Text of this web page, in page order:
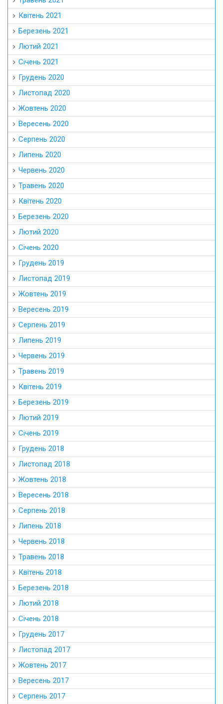
Квітень 2021
Березень 2021
Лютий 2021
Січень 2021
Грудень 2020
Листопад 2020
Жовтень 2020
Вересень 2020
Серпень 2020
Липень 2020
Червень 2020
Травень 2020
Квітень 2020
Березень 2020
Лютий 2020
Січень 2020
Грудень 2019
Листопад 2019
Жовтень 2019
Вересень 2019
Серпень 2019
Липень 2019
Червень 2019
Травень 2019
Квітень 2019
Березень 2019
Лютий 2019
Січень 2019
Грудень 2018
Листопад 2018
Жовтень 2018
Вересень 2018
Серпень 2018
Липень 2018
Червень 2018
Травень 2018
Квітень 2018
Березень 2018
Лютий 2018
Січень 2018
Грудень 2017
Листопад 2017
Жовтень 2017
Вересень 2017
Серпень 2017